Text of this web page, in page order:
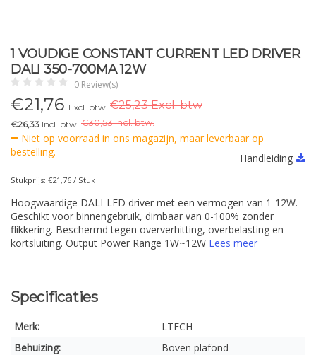
1 VOUDIGE CONSTANT CURRENT LED DRIVER
DALI 350-700MA 12W
0 Review(s)
€21,76 Excl. btw €25,23 Excl. btw
€26,33 Incl. btw €30,53 Incl. btw.
Niet op voorraad in ons magazijn, maar leverbaar op
bestelling.
Handleiding
Stukprijs: €21,76 / Stuk
Hoogwaardige DALI-LED driver met een vermogen van 1-12W.
Geschikt voor binnengebruik, dimbaar van 0-100% zonder
flikkering. Beschermd tegen oververhitting, overbelasting en
kortsluiting. Output Power Range 1W~12W Lees meer
Specificaties
Merk:
LTECH
Behuizing:
Boven plafond